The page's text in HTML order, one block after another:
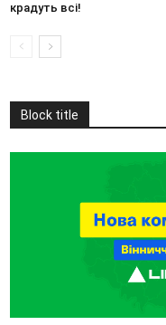
крадуть всі!
Block title